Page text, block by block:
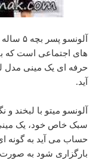
های اجتماعی است که
حرفه ای یک مینی
آید.
آلونسو میتو با لبخند
سبک خاص خود، یک
حساب می آید به گونه
بارگزاری شود به